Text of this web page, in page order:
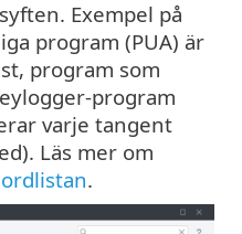
Exempel på
program (PUA) är
program som
program
varje tangent
Läs mer om
ordlistan.